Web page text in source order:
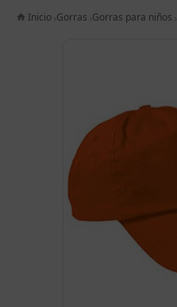
Inicio Gorras Gorras para niños